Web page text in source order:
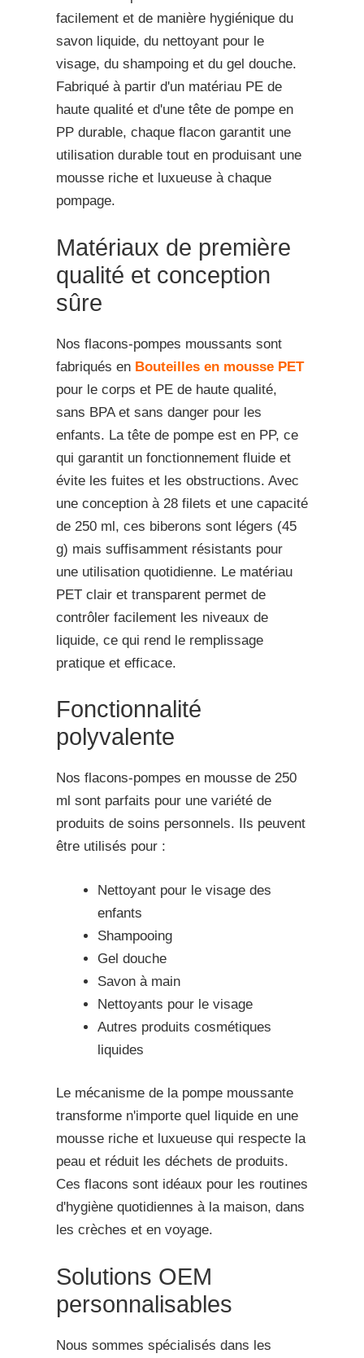
facilement et de manière hygiénique du
savon liquide, du nettoyant pour le
visage, du shampoing et du gel douche.
Fabriqué à partir d'un matériau PE de
haute qualité et d'une tête de pompe en
PP durable, chaque flacon garantit une
utilisation durable tout en produisant une
mousse riche et luxueuse à chaque
pompage.
Matériaux de première
qualité et conception
sûre
Nos flacons-pompes moussants sont
fabriqués en Bouteilles en mousse PET
pour le corps et PE de haute qualité,
sans BPA et sans danger pour les
enfants. La tête de pompe est en PP, ce
qui garantit un fonctionnement fluide et
évite les fuites et les obstructions. Avec
une conception à 28 filets et une capacité
de 250 ml, ces biberons sont légers (45
g) mais suffisamment résistants pour
une utilisation quotidienne. Le matériau
PET clair et transparent permet de
contrôler facilement les niveaux de
liquide, ce qui rend le remplissage
pratique et efficace.
Fonctionnalité
polyvalente
Nos flacons-pompes en mousse de 250
ml sont parfaits pour une variété de
produits de soins personnels. Ils peuvent
être utilisés pour :
Nettoyant pour le visage des
enfants
Shampooing
Gel douche
Savon à main
Nettoyants pour le visage
Autres produits cosmétiques
liquides
Le mécanisme de la pompe moussante
transforme n'importe quel liquide en une
mousse riche et luxueuse qui respecte la
peau et réduit les déchets de produits.
Ces flacons sont idéaux pour les routines
d'hygiène quotidiennes à la maison, dans
les crèches et en voyage.
Solutions OEM
personnalisables
Nous sommes spécialisés dans les